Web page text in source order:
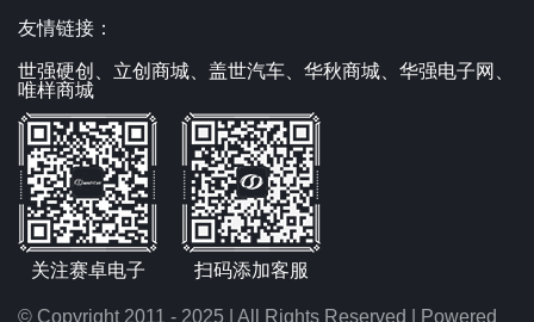
友情链接：
世强硬创、 立创商城、 盖世汽车、 华秋商城、 华强电子网、
唯样商城
关注赛卓电子 扫码添加客服
© Copyright 2011 - 2025 | All Rights Reserved | Powered